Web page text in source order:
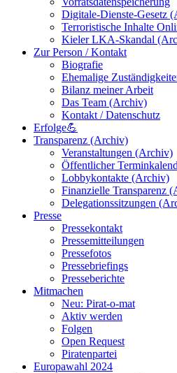
Digitale-Dienste-Gesetz
Terroristische Inhalte
Kieler LKA-Skandal
Zur Person / Kontakt
Biografie
Ehemalige
Bilanz meiner Arbeit
Das Team (Archiv)
Kontakt / Datenschutz
Erfolge💪
Transparenz (Archiv)
Veranstaltungen (Archiv)
Öffentlicher
Lobbykontakte (Archiv)
Finanzielle Transparenz
Delegationssitzungen
Presse
Pressekontakt
Pressemitteilungen
Pressefotos
Pressebriefings
Presseberichte
Mitmachen
Neu: Pirat-o-mat
Aktiv werden
Folgen
Open Request
Piratenpartei
Europawahl 2024